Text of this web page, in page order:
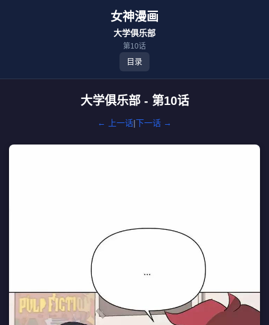
女神漫画
大学俱乐部
第10话
目录
大学俱乐部 - 第10话
← 上一话|下一话 →